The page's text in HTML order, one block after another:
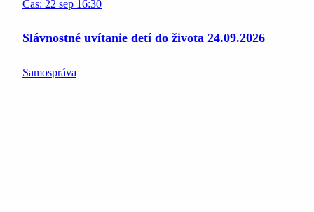
Čas: 22 sep 16:30
Slávnostné uvítanie detí do života 24.09.2026
Samospráva